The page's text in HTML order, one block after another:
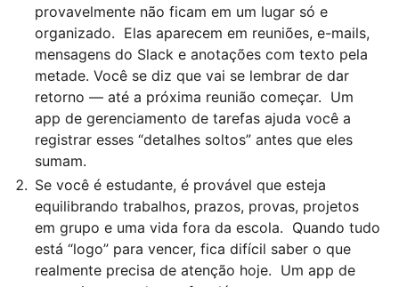
provavelmente não ficam em um lugar só e
organizado. Elas aparecem em reuniões, e-mails,
mensagens do Slack e anotações com texto pela
metade. Você se diz que vai se lembrar de dar
retorno — até a próxima reunião começar. Um
app de gerenciamento de tarefas ajuda você a
registrar esses “detalhes soltos” antes que eles
sumam.
Se você é estudante, é provável que esteja
equilibrando trabalhos, prazos, provas, projetos
em grupo e uma vida fora da escola. Quando tudo
está “logo” para vencer, fica difícil saber o que
realmente precisa de atenção hoje. Um app de